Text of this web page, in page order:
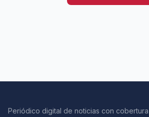
Periódico digital de noticias con